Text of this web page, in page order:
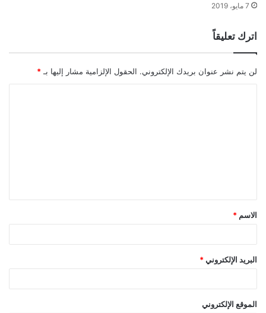
7 مايو، 2019
اترك تعليقاً
لن يتم نشر عنوان بريدك الإلكتروني. الحقول الإلزامية مشار إليها بـ *
ق
*
الاسم *
البريد الإلكتروني *
الموقع الإلكتروني